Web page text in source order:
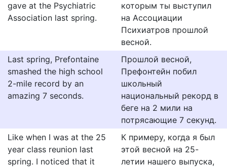
gave at the Psychiatric
Association last spring.
которым ты выступил
на Ассоциации
Психиатров прошлой
весной.
Last spring, Prefontaine
smashed the high school
2-mile record by an
amazing 7 seconds.
Прошлой весной,
Префонтейн побил
школьный
национальный рекорд в
беге на 2 мили на
потрясающие 7 секунд.
Like when I was at the 25
year class reunion last
spring. I noticed that it
К примеру, когда я был
этой весной на 25-
летии нашего выпуска,